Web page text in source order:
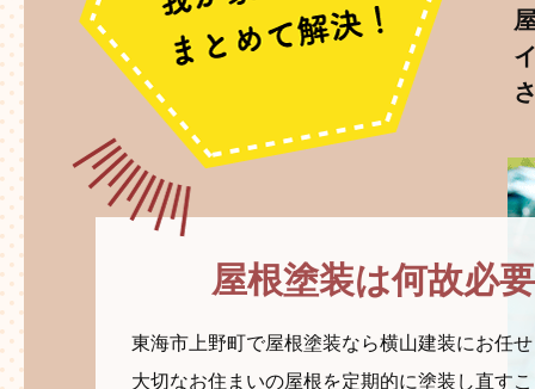
屋根塗装は何故必
東海市上野町で屋根塗装なら横山建装にお任
大切なお住まいの屋根を定期的に塗装し直す